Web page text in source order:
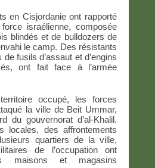
en Cisjordanie ont rapporté
force israélienne, composée
blindés et de bulldozers de
le camp. Des résistants
fusils d’assaut et d’engins
ont fait face à l’armée
occupé, les forces
la ville de Beit Ummar,
du gouvernorat d’al-Khalil.
locales, des affrontements
quartiers de la ville,
de l’occupation ont
maisons et magasins